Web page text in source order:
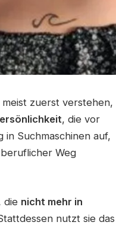
zuerst verstehen,
, die vor
Suchmaschinen auf,
Weg
die nicht mehr in
nutzt sie das